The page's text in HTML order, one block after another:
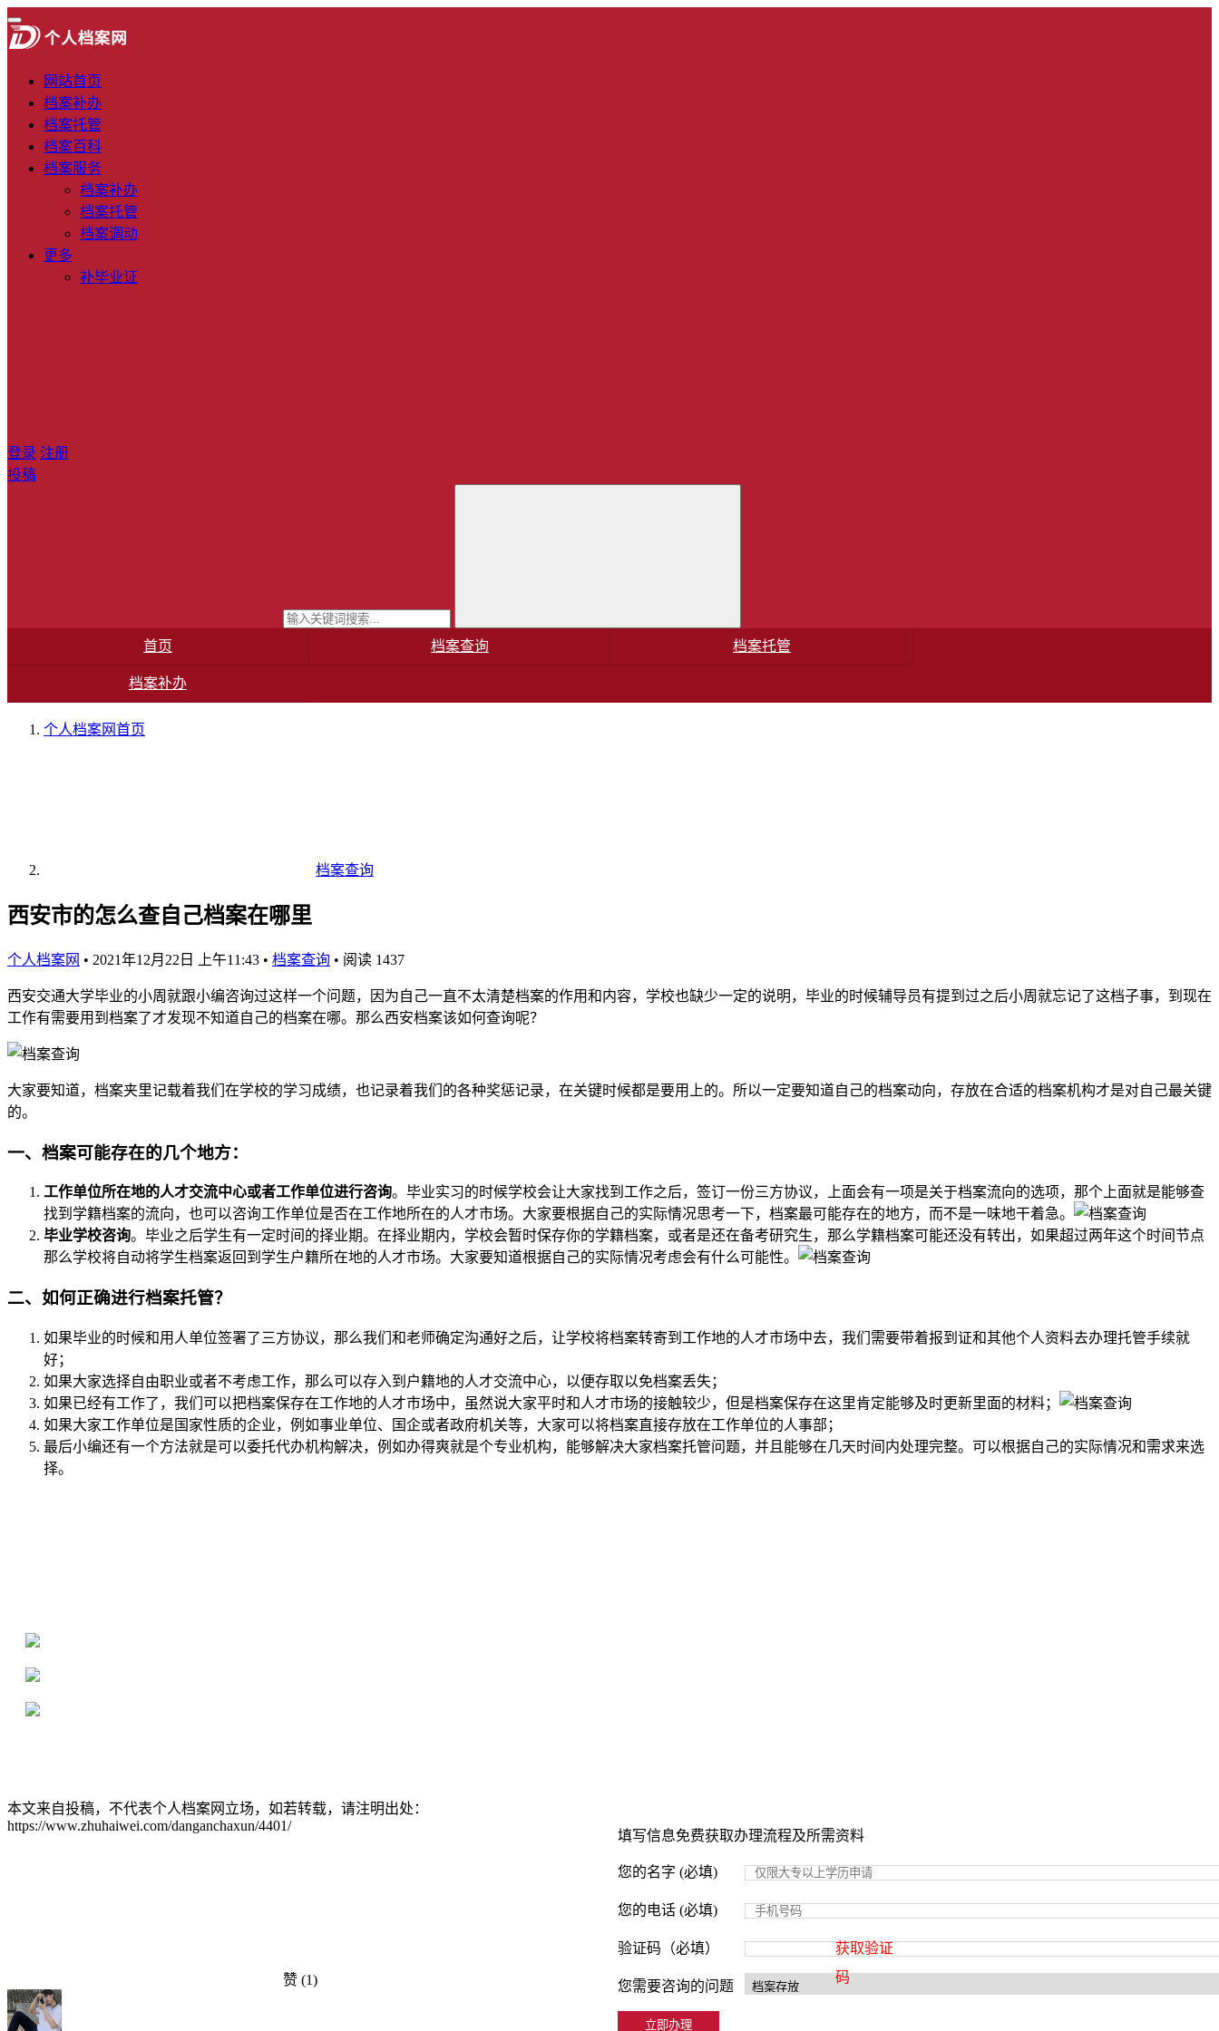
网站首页
档案补办
档案托管
档案百科
档案服务
档案补办
档案托管
档案调动
更多
补毕业证
登录 注册
投稿
首页 档案查询 档案托管
档案补办
个人档案网首页
档案查询
西安市的怎么查自己档案在哪里
个人档案网 • 2021年12月22日 上午11:43 • 档案查询 • 阅读 1437
西安交通大学毕业的小周就跟小编咨询过这样一个问题，因为自己一直不太清楚档案的作用和内容，学校也缺少一定的说明，毕业的时候辅导员有提到过之后小周就忘记了这档子事，到现在
工作有需要用到档案了才发现不知道自己的档案在哪。那么西安档案该如何查询呢？
大家要知道，档案夹里记载着我们在学校的学习成绩，也记录着我们的各种奖惩记录，在关键时候都是要用上的。所以一定要知道自己的档案动向，存放在合适的档案机构才是对自己最关键
的。
一、档案可能存在的几个地方：
工作单位所在地的人才交流中心或者工作单位进行咨询。毕业实习的时候学校会让大家找到工作之后，签订一份三方协议，上面会有一项是关于档案流向的选项，那个上面就是能够查
找到学籍档案的流向，也可以咨询工作单位是否在工作地所在的人才市场。大家要根据自己的实际情况思考一下，档案最可能存在的地方，而不是一味地干着急。
毕业学校咨询。毕业之后学生有一定时间的择业期。在择业期内，学校会暂时保存你的学籍档案，或者是还在备考研究生，那么学籍档案可能还没有转出，如果超过两年这个时间节点
那么学校将自动将学生档案返回到学生户籍所在地的人才市场。大家要知道根据自己的实际情况考虑会有什么可能性。
二、如何正确进行档案托管？
如果毕业的时候和用人单位签署了三方协议，那么我们和老师确定沟通好之后，让学校将档案转寄到工作地的人才市场中去，我们需要带着报到证和其他个人资料去办理托管手续就
好；
如果大家选择自由职业或者不考虑工作，那么可以存入到户籍地的人才交流中心，以便存取以免档案丢失；
如果已经有工作了，我们可以把档案保存在工作地的人才市场中，虽然说大家平时和人才市场的接触较少，但是档案保存在这里肯定能够及时更新里面的材料；
如果大家工作单位是国家性质的企业，例如事业单位、国企或者政府机关等，大家可以将档案直接存放在工作单位的人事部；
最后小编还有一个方法就是可以委托代办机构解决，例如办得爽就是个专业机构，能够解决大家档案托管问题，并且能够在几天时间内处理完整。可以根据自己的实际情况和需求来选
择。
填写信息免费获取办理流程及所需资料
您的名字 (必填)
您的电话 (必填)
验证码（必填）
获取验证
码
您需要咨询的问题
本文来自投稿，不代表个人档案网立场，如若转载，请注明出处：
https://www.zhuhaiwei.com/danganchaxun/4401/
赞 (1)